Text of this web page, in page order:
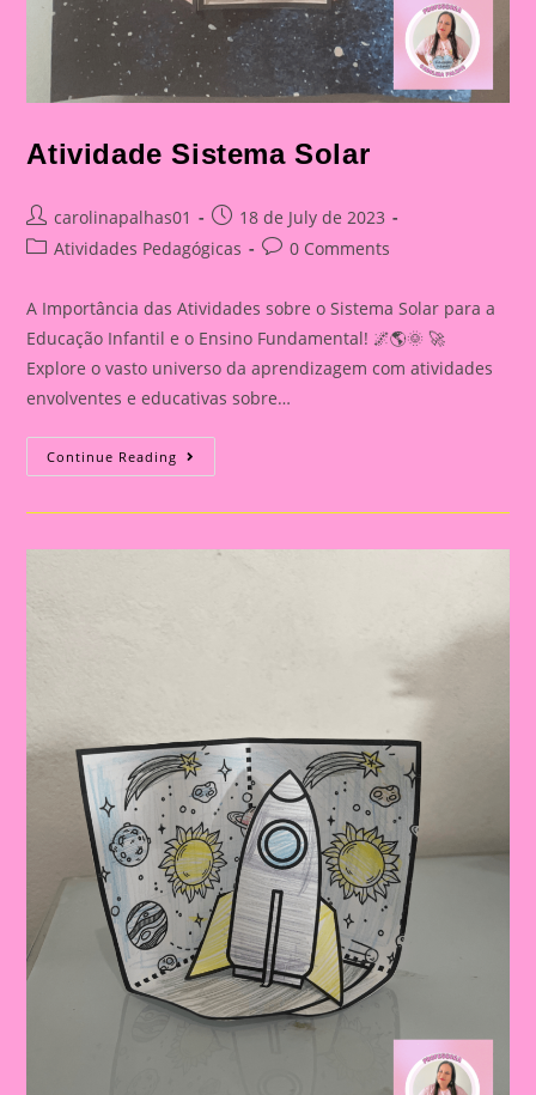
Atividade Sistema Solar
Post
author:
carolinapalhas01
Post
published:
18 de July de 2023
PostAtividades Pedagógicas
Post0 Comments
A Importância das Atividades sobre o Sistema Solar para a
Educação Infantil e o Ensino Fundamental! 🌌🌎🌞 🚀
Explore o vasto universo da aprendizagem com atividades
envolventes e educativas sobre…
Continue Reading Atividade
Sistema